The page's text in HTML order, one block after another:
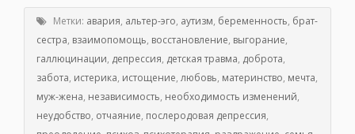
Метки: авария, альтер-эго, аутизм, беременность, брат-
сестра, взаимопомощь, восстановление, выгорание,
галлюцинации, депрессия, детская травма, доброта,
забота, истерика, истощение, любовь, материнство, мечта,
муж-жена, независимость, необходимость изменений,
неудобство, отчаяние, послеродовая депрессия,